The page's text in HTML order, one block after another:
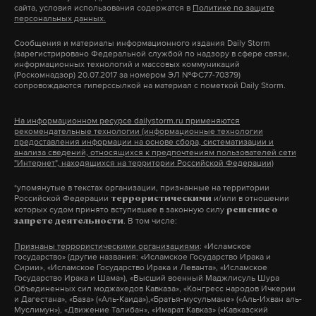
ждет от своих членов.
«От каждого человека, обученного догматам,
ожидается, что он будет делиться убеждениями.
Чтобы он делал это эффективно, отрабатываются
человеку, перехода на религиозную тему,
закладывание основания для следующих встреч.
Начинающий проповедник проходит
Если он одобрен как возвещатель, он выходит в
служение с опытным напарником. После
служении человек готовится к крещению», —
рассказала Оксана.
На этапе крещения адепт более детально
снизился на 130,6 миллиардов рублей, однако у 27
лидерами глава Счётной палаты назвала
Камчатский край – 45,2%, Республику Ингушетия
– 25,1% и Дагестан – 13,8%.
По ее словам, недостаток средств на
сбалансированность региональных бюджетов
составляет от 300 до 500 миллиардов рублей.
«Мы считаем целесообразным и необходимым в
рамках поправок к бюджету 2017 года снова
отдельным субъектам РФ», – обратилась Татьяна
Голикова к спикеру Совета Федерации Валентине
Матвиенко.
работает там, где тормозит интернет.
А еще мы есть вTelegram,ДзениVK.
Дзен VK
Фото: ©kremlin.ru
сайта, условия использования содержатся в Политике по защите
персональных данных.
Сообщения и материалы информационного издания Daily Storm
(зарегистрировано Федеральной службой по надзору в сфере связи,
информационных технологий и массовых коммуникаций
(Роскомнадзор) 20.07.2017 за номером ЭЛ №ФС77-70379)
сопровождаются гиперссылкой на материал с пометкой Daily Storm.
На информационном ресурсе dailystorm.ru применяются
рекомендательные технологии (информационные технологии
предоставления информации на основе сбора, систематизации и
анализа сведений, относящихся к предпочтениям пользователей сети
"Интернет", находящихся на территории Российской Федерации)
*упомянутые в текстах организации, признанные на территории
Российской Федерации террористическими и/или в отношении
которых судом принято вступившее в законную силу решение о
запрете деятельности. В том числе:
Признаны террористическими организациями: «Исламское
государство» (другие названия: «Исламское Государство Ирака и
Сирии», «Исламское Государство Ирака и Леванта», «Исламское
Государство Ирака и Шама»), «Высший военный Маджлисуль Шура
Объединенных сил моджахедов Кавказа», «Конгресс народов Ичкерии
и Дагестана», «База» («Аль-Каида»),«Братья-мусульмане» («Аль-Ихван аль-
Муслимун»), «Движение Талибан», «Имарат Кавказ» («Кавказский